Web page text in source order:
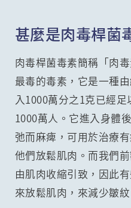
甚麼是肉毒桿菌
肉毒桿菌毒素簡稱「肉
最毒的毒素，它是一種
入1000萬分之1克已經
1000萬人。它進入身體
弛而麻痺，可用於治療
他們放鬆肌肉。而我們
由肌肉收縮引致，因此
來放鬆肌肉，來減少皺紋